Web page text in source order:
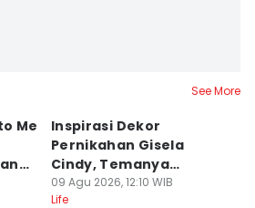
See More
Me
Inspirasi Dekor
Pernikahan Gisela
Cindy, Temanya
Romantic Garden!
09 Agu 2026, 12:10 WIB
Life